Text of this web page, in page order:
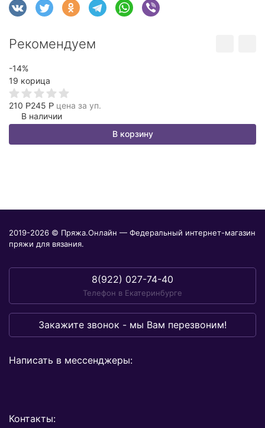
Рекомендуем
-14%
19 корица
210 Р245 Р цена за уп.
В наличии
В корзину
2019-2026 © Пряжа.Онлайн — Федеральный интернет-магазин
пряжи для вязания.
8(922) 027-74-40
Телефон в Екатеринбурге
Закажите звонок - мы Вам перезвоним!
Написать в мессенджеры:
Контакты: